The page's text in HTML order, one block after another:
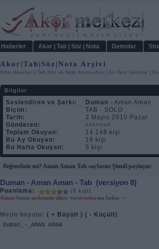
Haberler Akor | Tab | Söz | Nota Demolar
Akor|Tab|Söz|Nota Arşivi
Gitar Akorları | Tab,Söz ve Nota Anasayfası En Yeni Şarkılar
Bilgiler
Seslendiren ve Şarkı: Duman - Aman Aman
Biçim:
TAB - SOLO
Tarih:
2 Mayıs 2010 Pazar
Gönderen:
kezocuk
Toplam Okuyan:
14.148 kişi
Bu Ay Okuyan:
19 kişi
Bu Hafta Okuyan:
5 kişi
Beğendiniz mi? Aman Aman Tab sayfasını Şimdi paylaşın:
Duman - Aman Aman - Tab (versiyon 8)
Puanlama:
(9 kişi)
Aman Aman şarkısının diğer versiyonlarına bakın >>
Metin boyutu: ( + Büyült ) ( - Küçült)
Duman_-_AMAN AMAN